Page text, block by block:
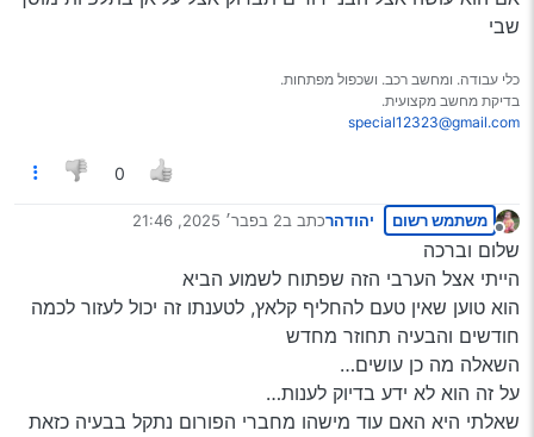
לוקח לו יומיים(?)
השאלה אם יש יותר זולים או אצל הבני דודים (ערבים) זה יעלה
יותר זול?
אשמח אם משהו יכול להמליץ לי על מוסך זול יותר שיכול
לעשות את זה או כל אחד אחר
שבי
כלי עבודה. ומחשב רכב. ושכפול מפתחות.
בדיקת מחשב מקצועית.
special12323@gmail.com
0
מנותק
משתמש רשום יהודהרכתב ב2 בפבר׳ 2025, 21:46
נערך לאחרונה על ידי
שלום וברכה
הייתי אצל הערבי הזה שפתוח לשמוע הביא
הוא טוען שאין טעם להחליף קלאץ, לטענתו זה יכול לעזור לכמה
חודשים והבעיה תחוזר מחדש
השאלה מה כן עושים…
על זה הוא לא ידע בדיוק לענות…
שאלתי היא האם עוד מישהו מחברי הפורום נתקל בבעיה כזאת